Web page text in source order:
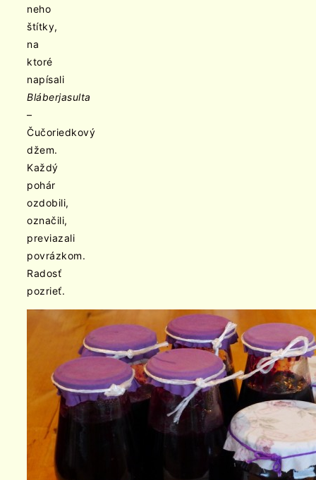
neho
štítky,
na
ktoré
napísali
Bláberjasulta
–
Čučoriedkový
džem.
Každý
pohár
ozdobili,
označili,
previazali
povrázkom.
Radosť
pozrieť.